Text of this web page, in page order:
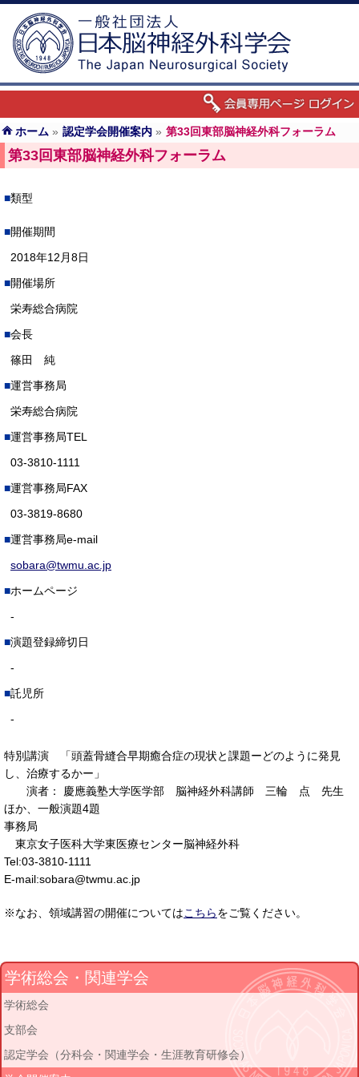
ホーム » 認定学会開催案内 » 第33回東部脳神経外科フォーラム
第33回東部脳神経外科フォーラム
類型
開催期間
2018年12月8日
開催場所
栄寿総合病院
会長
篠田 純
運営事務局
栄寿総合病院
運営事務局TEL
03-3810-1111
運営事務局FAX
03-3819-8680
運営事務局e-mail
sobara@twmu.ac.jp
ホームページ
-
演題登録締切日
-
託児所
-
特別講演 「頭蓋骨縫合早期癒合症の現状と課題ーどのように発見
し、治療するかー」
演者： 慶應義塾大学医学部 脳神経外科講師 三輪 点 先生
ほか、一般演題4題
事務局
東京女子医科大学東医療センター脳神経外科
Tel:03-3810-1111
E-mail:sobara@twmu.ac.jp
※なお、領域講習の開催についてはこちらをご覧ください。
学術総会・関連学会
学術総会
支部会
認定学会（分科会・関連学会・生涯教育研修会）